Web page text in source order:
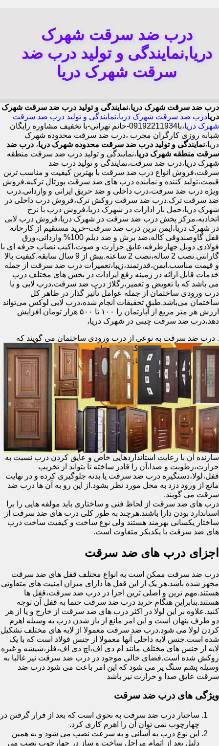
درب ضد سرقت شهرک
دریا,نمایندگی و تولید درب ضد
سرقت شهرک دریا
درب ضد سرقت شهرک دریا،نمایندگی و تولید درب ضد سرقت شهرک
دریادرب ضد سرقت شهرک دریا،نمایندگی و تولید درب ضد سرقت
شهرک دریا،با
09192211934-خانم تهرانی-با تخفیف مشاوره رایگان
شبانه روزی کارگران مجرب ،درب ضد سرقت محدوده شهرک
دریا،نمایندگی و تولید درب ضد سرقت محدوده شهرک دریا، درب ضد
سرقت منطقه شهرک دریا،نمایندگی و تولید درب ضد سرقت منطقه
شهرک دریا،درب ضد سرقت،نمایندگی و تولید درب ضد
سرقت،فروش انواع درب ضد سرقت با بهترین کیفیت و مناسب ترین
قیمت،تولید کننده و نماینده درب های ضد سرقت پورتال ترکیه.فروش
ویژه درب ضد سرقت،درب داخلی و ضد حریق ایرانی و وارداتی.درب
ضد سرقت ترک.درب ضد سرقت روکش ترک،فروش درب داخلی در
شهرک دریا،حمل بار ادارات در شهرک دریا،فروش درب با نرخ
اتحادیه،مرکز پخش درب ضد سرقت در شهرک دریا،فروش درب لابی
در شهرک دریا،ایمن ترین درب ضد سرقت-خرید مستقیم از کارخانه
قفل گاوصندوقی کاله،ضد برش و ضد دیلم 100% وارداتی،ورق
فولادی دوبل چهارطرفه،عایق حرارت و صوت،اکیپ نصاب حرفه ای با
گارانتی نصب 2 ساله،نصب 2 ساعته.بیش از 9 سال سابقه.کیفیت بالا
و قیمت مناسب.ایمن،قدرتمند،زیبا،تعمیرات درب ضد سرقت از جمله
خدمات قابل ارائه در زمینه رفع ایرادات در بخش های مختلف درب
می باشد که با تعویض و تعمیر،رگلاژ درب ضد سرقت،درب لابی و یا
درب ورودی ساختمان از جمله عوامل تأثیر گذار در ظاهر کل
ساختمان می‌باشد.طبق تحقیقات انجام شده،درب لابی لوکس می‌تواند
ارزش هر متر مربع از آپارتمان را ۱۰۰ تا ۵۰۰ هزار تومان افزایش
دهد،درب ضد سرقت چینی در شهرک دریا،
. درب ضد سرقت به نوعی از درب ورودی ساختمان می گویند که
سازنده آن با رعایت استانداردهایی خاص و عایق کردن درب نسبت به
حرارت،رطوبت و صدا،آن را قادر ساخته تا بتواند از تخریب
قفل،لولا،دستگیره درب ضد سرقت یا بدنه جلوگیری کرده و در نهایت
مانع از ورود دزد به محل مورد نظر بشود.از این رو به آن ها درب ضد
سرقت می گویند.
درب های ضد سرقت از لحاظ فنی و ساختاری باید مولفه هایی را برا
استاندارد بودن دارا باشند.هرچند به طور کلی درب های ضد سرقت از
ساختار یکسانی بهرمند هستند ولی نوع ساخت و کیفیت ساخت درب
های ضد سرقت با یکدیکر متفاوت است.
اجزای درب های ضد سرقت
درب ضد سرقت ممکن است به انواع مختلف قفل های ضد سرقت
مجهز شده باشد.هر یک از این قفل ها دارای میزان امنیت های متفاوتی
هستند.مهم ترین و اصلی ترین اجزا در درب ضد سرقت،قفل ها
هستند.بنابراین هنگام خرید درب ضد سرقت حتما به قفل آن توجه
کنید.علاوه بر این لولا در اکثر درب های ضد سرقت از خارج و یا از هر
دو طرف پنهان است و این امر مانع از باز شدن درب به وسیله اهرم
کردن لولا می شود.درب ضد سرقت معمولا از لایه های مختلف تشکیل
شده است.جنس لایه داخلی آنها معمولا از جنس فولاد است که با یک
لایه از جنس های مختلف مانند ام دی اف،اچ دی اف،فلز،شیشه و غیره
روکش شده است.فضای خالی موجود در درب ضد سرقت نیز غالبا به
وسیله پشم سنگ پر می شود که این امر باعث می شود درب ضد
سرقت عایق صدا و حرارت نیز باشد
ویژگی های درب ضد سرقت
ساختار درب ضد سرقت به نحوی است که بعد از قرار گرفتن در
چهارچوب نمی توان آن را اهرم کاری کرد.
این نوع درب به آسانی و به سرعت نصب می شود و به همین
دلیل بعد از اتمام مراحل ساخت و ساز در چهارچوب نصب می